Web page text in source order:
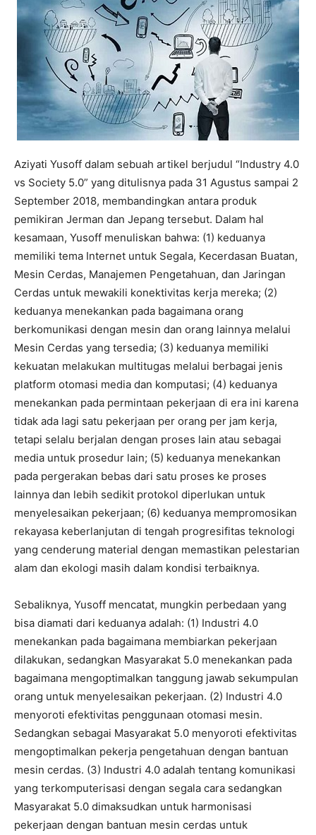
Aziyati Yusoff dalam sebuah artikel berjudul “Industry 4.0
vs Society 5.0” yang ditulisnya pada 31 Agustus sampai 2
September 2018, membandingkan antara produk
pemikiran Jerman dan Jepang tersebut. Dalam hal
kesamaan, Yusoff menuliskan bahwa: (1) keduanya
memiliki tema Internet untuk Segala, Kecerdasan Buatan,
Mesin Cerdas, Manajemen Pengetahuan, dan Jaringan
Cerdas untuk mewakili konektivitas kerja mereka; (2)
keduanya menekankan pada bagaimana orang
berkomunikasi dengan mesin dan orang lainnya melalui
Mesin Cerdas yang tersedia; (3) keduanya memiliki
kekuatan melakukan multitugas melalui berbagai jenis
platform otomasi media dan komputasi; (4) keduanya
menekankan pada permintaan pekerjaan di era ini karena
tidak ada lagi satu pekerjaan per orang per jam kerja,
tetapi selalu berjalan dengan proses lain atau sebagai
media untuk prosedur lain; (5) keduanya menekankan
pada pergerakan bebas dari satu proses ke proses
lainnya dan lebih sedikit protokol diperlukan untuk
menyelesaikan pekerjaan; (6) keduanya mempromosikan
rekayasa keberlanjutan di tengah progresifitas teknologi
yang cenderung material dengan memastikan pelestarian
alam dan ekologi masih dalam kondisi terbaiknya.
Sebaliknya, Yusoff mencatat, mungkin perbedaan yang
bisa diamati dari keduanya adalah: (1) Industri 4.0
menekankan pada bagaimana membiarkan pekerjaan
dilakukan, sedangkan Masyarakat 5.0 menekankan pada
bagaimana mengoptimalkan tanggung jawab sekumpulan
orang untuk menyelesaikan pekerjaan. (2) Industri 4.0
menyoroti efektivitas penggunaan otomasi mesin.
Sedangkan sebagai Masyarakat 5.0 menyoroti efektivitas
mengoptimalkan pekerja pengetahuan dengan bantuan
mesin cerdas. (3) Industri 4.0 adalah tentang komunikasi
yang terkomputerisasi dengan segala cara sedangkan
Masyarakat 5.0 dimaksudkan untuk harmonisasi
pekerjaan dengan bantuan mesin cerdas untuk